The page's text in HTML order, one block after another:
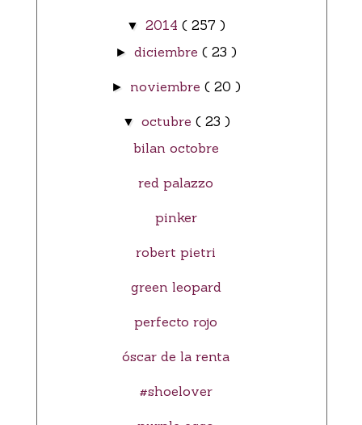
▼ 2014 ( 257 )
► diciembre ( 23 )
► noviembre ( 20 )
▼ octubre ( 23 )
bilan octobre
red palazzo
pinker
robert pietri
green leopard
perfecto rojo
óscar de la renta
#shoelover